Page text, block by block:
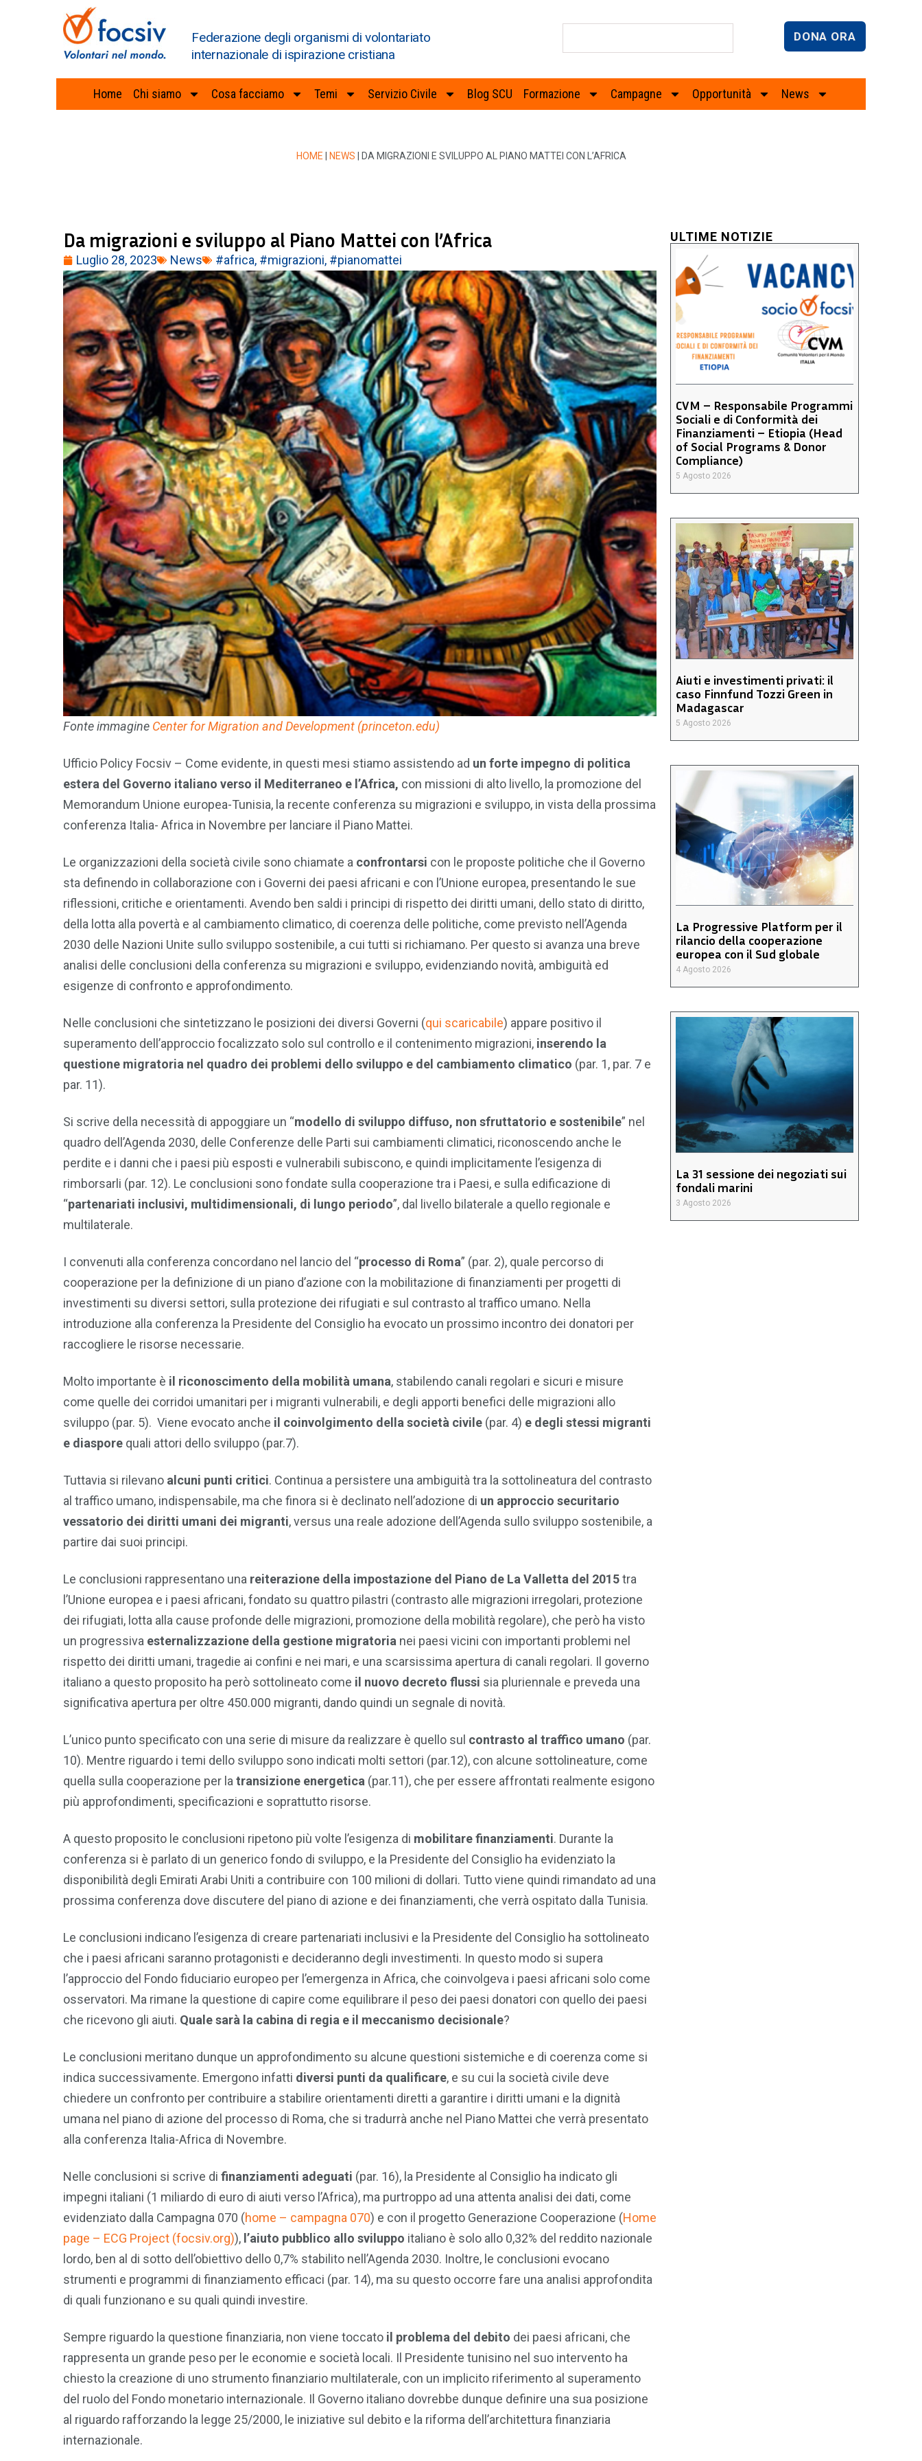
Federazione degli organismi di volontariato
internazionale di ispirazione cristiana
DONA ORA
Home Chi siamo Cosa facciamo Temi Servizio Civile Blog SCU Formazione Campagne Opportunità News
HOME NEWS DA MIGRAZIONI E SVILUPPO AL PIANO MATTEI CON L’AFRICA
Da migrazioni e sviluppo al Piano Mattei con l’Africa
Luglio 28, 2023 News #africa, #migrazioni, #pianomattei
Fonte immagine Center for Migration and Development (princeton.edu)
Ufficio Policy Focsiv – Come evidente, in questi mesi stiamo assistendo ad un forte impegno di politica
estera del Governo italiano verso il Mediterraneo e l’Africa, con missioni di alto livello, la promozione del
Memorandum Unione europea-Tunisia, la recente conferenza su migrazioni e sviluppo, in vista della prossima
conferenza Italia- Africa in Novembre per lanciare il Piano Mattei.
Le organizzazioni della società civile sono chiamate a confrontarsi con le proposte politiche che il Governo
sta definendo in collaborazione con i Governi dei paesi africani e con l’Unione europea, presentando le sue
riflessioni, critiche e orientamenti. Avendo ben saldi i principi di rispetto dei diritti umani, dello stato di diritto,
della lotta alla povertà e al cambiamento climatico, di coerenza delle politiche, come previsto nell’Agenda
2030 delle Nazioni Unite sullo sviluppo sostenibile, a cui tutti si richiamano. Per questo si avanza una breve
analisi delle conclusioni della conferenza su migrazioni e sviluppo, evidenziando novità, ambiguità ed
esigenze di confronto e approfondimento.
Nelle conclusioni che sintetizzano le posizioni dei diversi Governi (qui scaricabile) appare positivo il
superamento dell’approccio focalizzato solo sul controllo e il contenimento migrazioni, inserendo la
questione migratoria nel quadro dei problemi dello sviluppo e del cambiamento climatico (par. 1, par. 7 e
par. 11).
Si scrive della necessità di appoggiare un “modello di sviluppo diffuso, non sfruttatorio e sostenibile” nel
quadro dell’Agenda 2030, delle Conferenze delle Parti sui cambiamenti climatici, riconoscendo anche le
perdite e i danni che i paesi più esposti e vulnerabili subiscono, e quindi implicitamente l’esigenza di
rimborsarli (par. 12). Le conclusioni sono fondate sulla cooperazione tra i Paesi, e sulla edificazione di
“partenariati inclusivi, multidimensionali, di lungo periodo”, dal livello bilaterale a quello regionale e
multilaterale.
I convenuti alla conferenza concordano nel lancio del “processo di Roma” (par. 2), quale percorso di
cooperazione per la definizione di un piano d’azione con la mobilitazione di finanziamenti per progetti di
investimenti su diversi settori, sulla protezione dei rifugiati e sul contrasto al traffico umano. Nella
introduzione alla conferenza la Presidente del Consiglio ha evocato un prossimo incontro dei donatori per
raccogliere le risorse necessarie.
Molto importante è il riconoscimento della mobilità umana, stabilendo canali regolari e sicuri e misure
come quelle dei corridoi umanitari per i migranti vulnerabili, e degli apporti benefici delle migrazioni allo
sviluppo (par. 5). Viene evocato anche il coinvolgimento della società civile (par. 4) e degli stessi migranti
e diaspore quali attori dello sviluppo (par.7).
Tuttavia si rilevano alcuni punti critici. Continua a persistere una ambiguità tra la sottolineatura del contrasto
al traffico umano, indispensabile, ma che finora si è declinato nell’adozione di un approccio securitario
vessatorio dei diritti umani dei migranti, versus una reale adozione dell’Agenda sullo sviluppo sostenibile, a
partire dai suoi principi.
Le conclusioni rappresentano una reiterazione della impostazione del Piano de La Valletta del 2015tra
l’Unione europea e i paesi africani, fondato su quattro pilastri (contrasto alle migrazioni irregolari, protezione
dei rifugiati, lotta alla cause profonde delle migrazioni, promozione della mobilità regolare), che però ha visto
un progressiva esternalizzazione della gestione migratoria nei paesi vicini con importanti problemi nel
rispetto dei diritti umani, tragedie ai confini e nei mari, e una scarsissima apertura di canali regolari. Il governo
italiano a questo proposito ha però sottolineato come il nuovo decreto flussi sia pluriennale e preveda una
significativa apertura per oltre 450.000 migranti, dando quindi un segnale di novità.
L’unico punto specificato con una serie di misure da realizzare è quello sul contrasto al traffico umano (par.
10). Mentre riguardo i temi dello sviluppo sono indicati molti settori (par.12), con alcune sottolineature, come
quella sulla cooperazione per la transizione energetica (par.11), che per essere affrontati realmente esigono
più approfondimenti, specificazioni e soprattutto risorse.
A questo proposito le conclusioni ripetono più volte l’esigenza di mobilitare finanziamenti. Durante la
conferenza si è parlato di un generico fondo di sviluppo, e la Presidente del Consiglio ha evidenziato la
disponibilità degli Emirati Arabi Uniti a contribuire con 100 milioni di dollari. Tutto viene quindi rimandato ad una
prossima conferenza dove discutere del piano di azione e dei finanziamenti, che verrà ospitato dalla Tunisia.
Le conclusioni indicano l’esigenza di creare partenariati inclusivi e la Presidente del Consiglio ha sottolineato
che i paesi africani saranno protagonisti e decideranno degli investimenti. In questo modo si supera
l’approccio del Fondo fiduciario europeo per l’emergenza in Africa, che coinvolgeva i paesi africani solo come
osservatori. Ma rimane la questione di capire come equilibrare il peso dei paesi donatori con quello dei paesi
che ricevono gli aiuti. Quale sarà la cabina di regia e il meccanismo decisionale?
Le conclusioni meritano dunque un approfondimento su alcune questioni sistemiche e di coerenza come si
indica successivamente. Emergono infatti diversi punti da qualificare, e su cui la società civile deve
chiedere un confronto per contribuire a stabilire orientamenti diretti a garantire i diritti umani e la dignità
umana nel piano di azione del processo di Roma, che si tradurrà anche nel Piano Mattei che verrà presentato
alla conferenza Italia-Africa di Novembre.
Nelle conclusioni si scrive di finanziamenti adeguati (par. 16), la Presidente al Consiglio ha indicato gli
impegni italiani (1 miliardo di euro di aiuti verso l’Africa), ma purtroppo ad una attenta analisi dei dati, come
evidenziato dalla Campagna 070 (home – campagna 070) e con il progetto Generazione Cooperazione (Home
page – ECG Project (focsiv.org)), l’aiuto pubblico allo sviluppo italiano è solo allo 0,32% del reddito nazionale
lordo, ben al di sotto dell’obiettivo dello 0,7% stabilito nell’Agenda 2030. Inoltre, le conclusioni evocano
strumenti e programmi di finanziamento efficaci (par. 14), ma su questo occorre fare una analisi approfondita
di quali funzionano e su quali quindi investire.
Sempre riguardo la questione finanziaria, non viene toccato il problema del debito dei paesi africani, che
rappresenta un grande peso per le economie e società locali. Il Presidente tunisino nel suo intervento ha
chiesto la creazione di uno strumento finanziario multilaterale, con un implicito riferimento al superamento
del ruolo del Fondo monetario internazionale. Il Governo italiano dovrebbe dunque definire una sua posizione
al riguardo rafforzando la legge 25/2000, le iniziative sul debito e la riforma dell’architettura finanziaria
internazionale.
ULTIME NOTIZIE
CVM – Responsabile Programmi
Sociali e di Conformità dei
Finanziamenti – Etiopia (Head
of Social Programs & Donor
Compliance)
5 Agosto 2026
Aiuti e investimenti privati: il
caso Finnfund Tozzi Green in
Madagascar
5 Agosto 2026
La Progressive Platform per il
rilancio della cooperazione
europea con il Sud globale
4 Agosto 2026
La 31 sessione dei negoziati sui
fondali marini
3 Agosto 2026